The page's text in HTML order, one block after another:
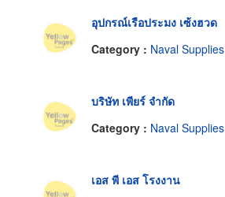
อุปกรณ์เรือประมง เซ้งฮวด
Category : Naval Supplies
บริษัท เพียร์ จำกัด
Category : Naval Supplies
เอส พี เอส โรงงาน